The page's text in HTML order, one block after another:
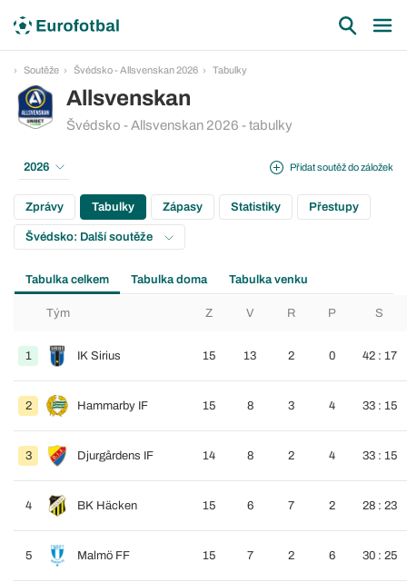
Soutěže Švédsko - Allsvenskan 2026 Tabulky
Allsvenskan
Švédsko - Allsvenskan 2026 - tabulky
Přidat soutěž do záložek
2026
Zprávy Tabulky Zápasy Statistiky Přestupy
Švédsko: Další soutěže
Tabulka celkem Tabulka doma Tabulka venku
Tým Z V R P S
1 IK Sirius 15 13 2 0 42 : 17
2 Hammarby IF 15 8 3 4 33 : 15
3 Djurgårdens IF 14 8 2 4 33 : 15
4 BK Häcken 15 6 7 2 28 : 23
5 Malmö FF 15 7 2 6 30 : 25